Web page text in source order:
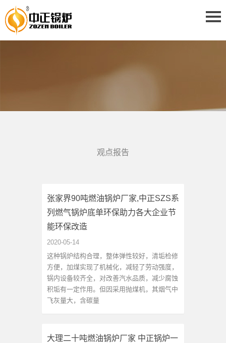
观点报告
张家界90吨燃油锅炉厂家,中正SZS系
列燃气锅炉底单环保助力各大企业节
能环保改造
2020-05-14
这种锅炉结构合理，整体弹性较好，清垢检修
方便，加煤实现了机械化，减轻了劳动强度，
锅内设备较齐全，对改善汽水品质，减少腐蚀
积垢有一定作用。但因采用抛煤机，其烟气中
飞灰量大，含碳量
大理二十吨燃油锅炉厂家 中正锅炉一